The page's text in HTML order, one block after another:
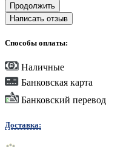
Продолжить
Написать отзыв
Способы оплаты:
Наличные
Банковская карта
Банковский перевод
Доставка: